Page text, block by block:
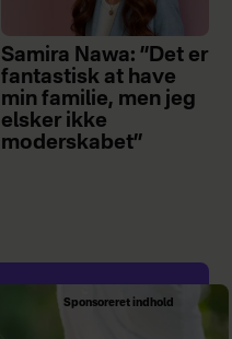
Samira Nawa: ”Det er
fantastisk at have
min familie, men jeg
elsker ikke
moderskabet”
Sponsoreret indhold